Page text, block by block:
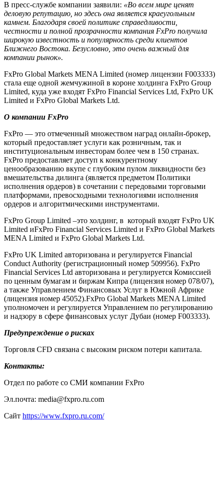
В пресс-службе компании заявили: «Во всем мире ценят
деловую репутацию, но здесь она является краеугольным
камнем. Благодаря своей политике справедливости,
честности и полной прозрачности компания FxPro получила
широкую известность и популярность среди клиентов
Ближнего Востока. Безусловно, это очень важный для
компании рынок».
FxPro Global Markets MENA Limited (номер лицензии F003333)
стала еще одной жемчужиной в короне холдинга FxPro Group
Limited, куда уже входят FxPro Financial Services Ltd, FxPro UK
Limited и FxPro Global Markets Ltd.
О компании FxPro
FxPro — это отмеченный множеством наград онлайн-брокер,
который предоставляет услуги как розничным, так и
институциональным инвесторам более чем в 150 странах.
FxPro предоставляет доступ к конкурентному
ценообразованию вкупе с глубоким пулом ликвидности без
вмешательства дилинга (является предметом Политики
исполнения ордеров) в сочетании с передовыми торговыми
платформами, превосходными технологиями исполнения
ордеров и алгоритмическими инструментами.
FxPro Group Limited –это холдинг, в который входят FxPro UK
Limited иFxPro Financial Services Limited и FxPro Global Markets
MENA Limited и FxPro Global Markets Ltd.
FxPro UK Limited авторизована и регулируется Financial
Conduct Authority (регистрационный номер 509956). FxPro
Financial Services Ltd авторизована и регулируется Комиссией
по ценным бумагам и биржам Кипра (лицензия номер 078/07),
а также Управлением Финансовых Услуг в Южной Африке
(лицензия номер 45052).FxPro Global Markets MENA Limited
уполномочен и регулируется Управлением по регулированию
и надзору в сфере финансовых услуг Дубаи (номер F003333).
Предупреждение о рисках
Торговля CFD связана с высоким риском потери капитала.
Контакты:
Отдел по работе со СМИ компании FxPro
Эл.почта: media@fxpro.ru.com
Сайт https://www.fxpro.ru.com/